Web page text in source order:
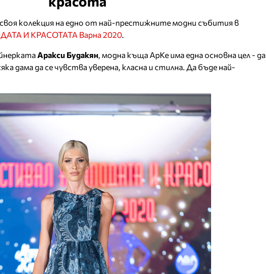
колекция на едно от най-престижните модни събития в
И КРАСОТАТА Варна 2020
Аракси Будакян , модна къща АрКе има една основна цел - да
дама да се чувства уверена, класна и стилна. Да бъде най-